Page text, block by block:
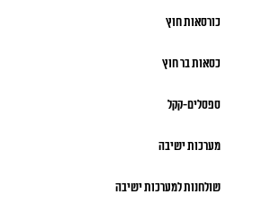
כורסאות חוץ
כסאות בר חוץ
ספסלים-קקל
מערכות ישיבה
שולחנות למערכות ישיבה